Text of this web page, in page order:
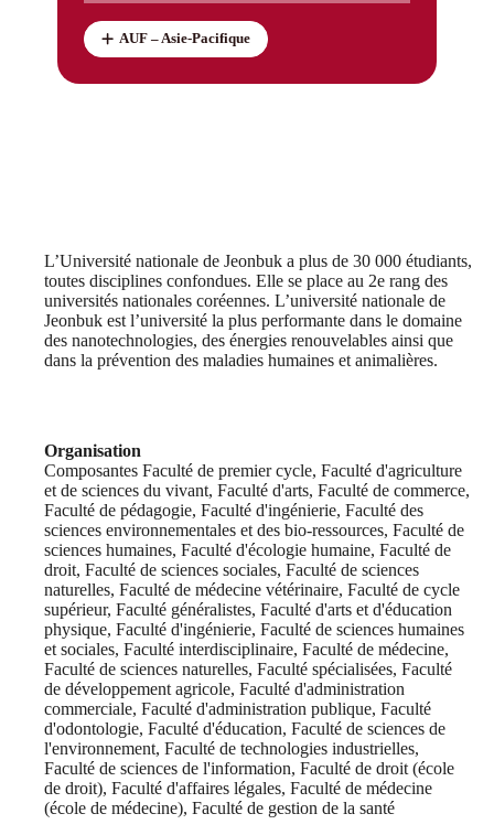
AUF – Asie-Pacifique
L’Université nationale de Jeonbuk a plus de 30 000 étudiants,
toutes disciplines confondues. Elle se place au 2e rang des
universités nationales coréennes. L’université nationale de
Jeonbuk est l’université la plus performante dans le domaine
des nanotechnologies, des énergies renouvelables ainsi que
dans la prévention des maladies humaines et animalières.
Organisation
Composantes Faculté de premier cycle, Faculté d'agriculture
et de sciences du vivant, Faculté d'arts, Faculté de commerce,
Faculté de pédagogie, Faculté d'ingénierie, Faculté des
sciences environnementales et des bio-ressources, Faculté de
sciences humaines, Faculté d'écologie humaine, Faculté de
droit, Faculté de sciences sociales, Faculté de sciences
naturelles, Faculté de médecine vétérinaire, Faculté de cycle
supérieur, Faculté généralistes, Faculté d'arts et d'éducation
physique, Faculté d'ingénierie, Faculté de sciences humaines
et sociales, Faculté interdisciplinaire, Faculté de médecine,
Faculté de sciences naturelles, Faculté spécialisées, Faculté
de développement agricole, Faculté d'administration
commerciale, Faculté d'administration publique, Faculté
d'odontologie, Faculté d'éducation, Faculté de sciences de
l'environnement, Faculté de technologies industrielles,
Faculté de sciences de l'information, Faculté de droit (école
de droit), Faculté d'affaires légales, Faculté de médecine
(école de médecine), Faculté de gestion de la santé